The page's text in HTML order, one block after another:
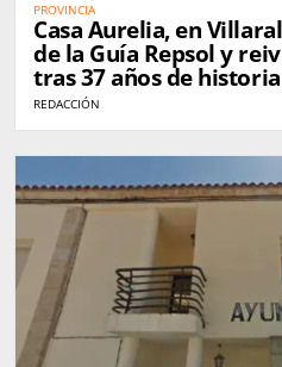
PROVINCIA
Casa Aurelia, en
de la Guía Repsol y
tras 37 años de historia
REDACCIÓN